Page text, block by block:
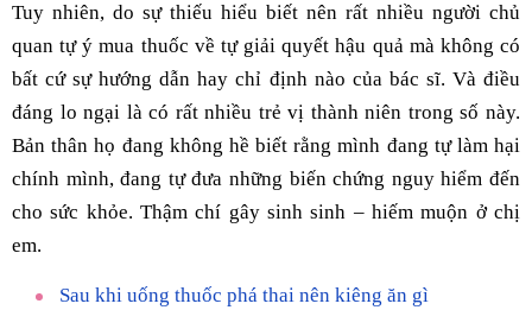
Tuy nhiên, do sự thiếu hiểu biết nên rất nhiều người chủ
quan tự ý mua thuốc về tự giải quyết hậu quả mà không có
bất cứ sự hướng dẫn hay chỉ định nào của bác sĩ. Và điều
đáng lo ngại là có rất nhiều trẻ vị thành niên trong số này.
Bản thân họ đang không hề biết rằng mình đang tự làm hại
chính mình, đang tự đưa những biến chứng nguy hiểm đến
cho sức khỏe. Thậm chí gây sinh sinh – hiếm muộn ở chị
em.
Sau khi uống thuốc phá thai nên kiêng ăn gì